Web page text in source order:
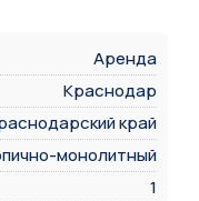
Аренда
Краснодар
край
монолитный
1